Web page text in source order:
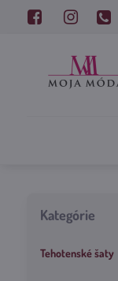
Kategórie
Tehotenské šaty